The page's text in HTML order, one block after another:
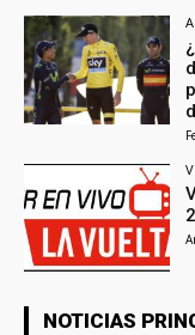
NOTICIAS